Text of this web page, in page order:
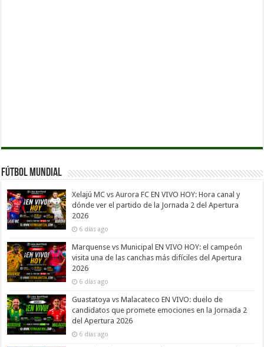
Fútbol Mundial
Xelajú MC vs Aurora FC EN VIVO HOY: Hora canal y
dónde ver el partido de la Jornada 2 del Apertura
2026
6 días ago
Marquense vs Municipal EN VIVO HOY: el campeón
visita una de las canchas más difíciles del Apertura
2026
6 días ago
Guastatoya vs Malacateco EN VIVO: duelo de
candidatos que promete emociones en la Jornada 2
del Apertura 2026
6 días ago